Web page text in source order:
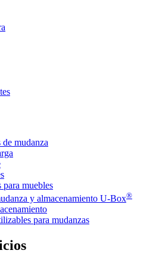
mudanza
muebles
y almacenamiento U-Box®
para mudanzas